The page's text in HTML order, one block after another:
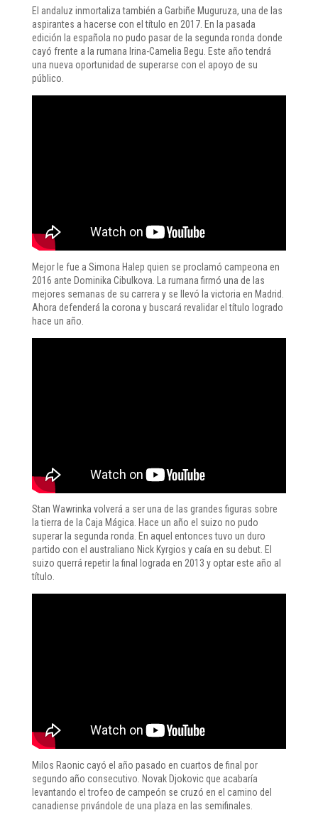
El andaluz inmortaliza también a Garbiñe Muguruza, una de las
aspirantes a hacerse con el título en 2017. En la pasada
edición la española no pudo pasar de la segunda ronda donde
cayó frente a la rumana Irina-Camelia Begu. Este año tendrá
una nueva oportunidad de superarse con el apoyo de su
público.
Mejor le fue a Simona Halep quien se proclamó campeona en
2016 ante Dominika Cibulkova. La rumana firmó una de las
mejores semanas de su carrera y se llevó la victoria en Madrid.
Ahora defenderá la corona y buscará revalidar el título logrado
hace un año.
Stan Wawrinka volverá a ser una de las grandes figuras sobre
la tierra de la Caja Mágica. Hace un año el suizo no pudo
superar la segunda ronda. En aquel entonces tuvo un duro
partido con el australiano Nick Kyrgios y caía en su debut. El
suizo querrá repetir la final lograda en 2013 y optar este año al
título.
Milos Raonic cayó el año pasado en cuartos de final por
segundo año consecutivo. Novak Djokovic que acabaría
levantando el trofeo de campeón se cruzó en el camino del
canadiense privándole de una plaza en las semifinales.